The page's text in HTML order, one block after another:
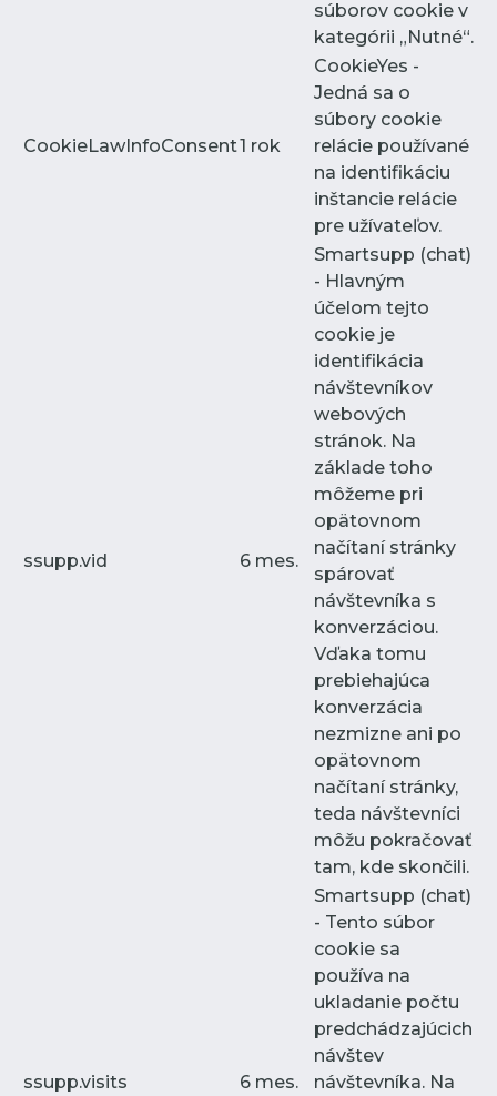
súborov cookie v
kategórii „Nutné“.
CookieLawInfoConsent1 rok
CookieYes -
Jedná sa o
súbory cookie
relácie používané
na identifikáciu
inštancie relácie
pre užívateľov.
ssupp.vid 6 mes.
Smartsupp (chat)
- Hlavným
účelom tejto
cookie je
identifikácia
návštevníkov
webových
stránok. Na
základe toho
môžeme pri
opätovnom
načítaní stránky
spárovať
návštevníka s
konverzáciou.
Vďaka tomu
prebiehajúca
konverzácia
nezmizne ani po
opätovnom
načítaní stránky,
teda návštevníci
môžu pokračovať
tam, kde skončili.
ssupp.visits 6 mes.
Smartsupp (chat)
- Tento súbor
cookie sa
používa na
ukladanie počtu
predchádzajúcich
návštev
návštevníka. Na